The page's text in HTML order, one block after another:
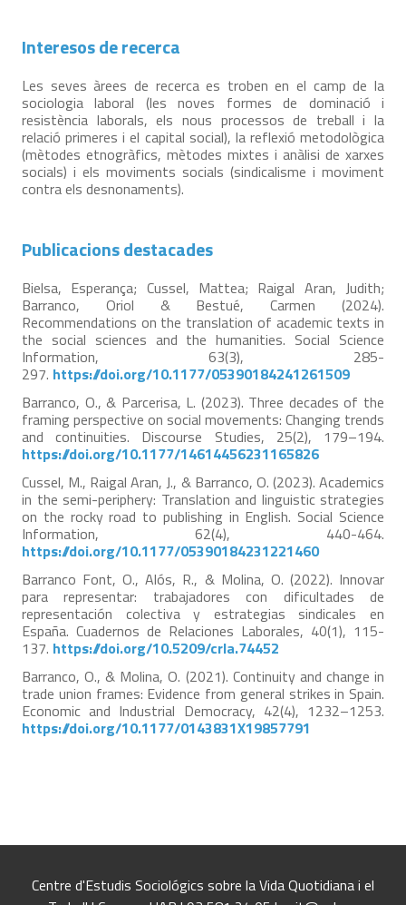
Interesos de recerca
Les seves àrees de recerca es troben en el camp de la
sociologia laboral (les noves formes de dominació i
resistència laborals, els nous processos de treball i la
relació primeres i el capital social), la reflexió metodològica
(mètodes etnogràfics, mètodes mixtes i anàlisi de xarxes
socials) i els moviments socials (sindicalisme i moviment
contra els desnonaments).
Publicacions destacades
Bielsa, Esperança; Cussel, Mattea; Raigal Aran, Judith;
Barranco, Oriol & Bestué, Carmen (2024).
Recommendations on the translation of academic texts in
the social sciences and the humanities. Social Science
Information, 63(3), 285-
297. https://doi.org/10.1177/05390184241261509
Barranco, O., & Parcerisa, L. (2023). Three decades of the
framing perspective on social movements: Changing trends
and continuities. Discourse Studies, 25(2), 179–194.
https://doi.org/10.1177/14614456231165826
Cussel, M., Raigal Aran, J., & Barranco, O. (2023). Academics
in the semi-periphery: Translation and linguistic strategies
on the rocky road to publishing in English. Social Science
Information, 62(4), 440-464.
https://doi.org/10.1177/05390184231221460
Barranco Font, O., Alós, R., & Molina, O. (2022). Innovar
para representar: trabajadores con dificultades de
representación colectiva y estrategias sindicales en
España. Cuadernos de Relaciones Laborales, 40(1), 115-
137. https://doi.org/10.5209/crla.74452
Barranco, O., & Molina, O. (2021). Continuity and change in
trade union frames: Evidence from general strikes in Spain.
Economic and Industrial Democracy, 42(4), 1232–1253.
https://doi.org/10.1177/0143831X19857791
Centre d'Estudis Sociológics sobre la Vida Quotidiana i el